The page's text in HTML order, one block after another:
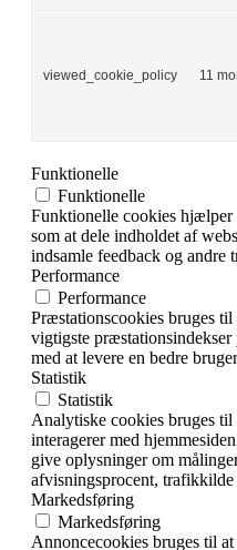
viewed_cookie_policy 11
Funktionelle
Funktionelle
Funktionelle cookies hjælper
som at dele indholdet af
indsamle feedback og andre
Performance
Performance
Præstationscookies bruges til
vigtigste
med at levere en bedre
Statistik
Statistik
Analytiske cookies bruges til
interagerer med
give oplysninger om
afvisningsprocent, trafikkilde
Markedsføring
Markedsføring
Annoncecookies bruges til